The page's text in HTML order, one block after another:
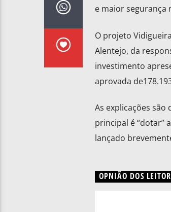
e maior segurança
O projeto
Alentejo, da
investimento
aprovada
As explicações são
principal é “dotar”
lançado
OPNIÃO DOS